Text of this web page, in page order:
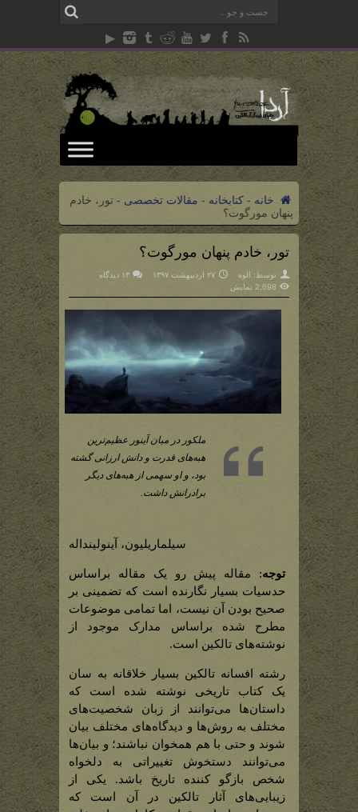
خانه - کتابخانه - مقالات تخصصی - تور، خادم
پنهان مورگوت؟
تور، خادم پنهان مورگوت؟
توسط: الوه ۲۷ اردیبهشت ۱۳۹۷
۱۳ دیدگاه
2,698 نمایش
ملکور در میان آینور عظیم‌ترین
هبه‌های قدرت و دانش ارزانی گشته
بود، و او سهمی از هبه‌های دیگر
برادرانش داشت.
سیلماریلیون، آینولینداله
توجه: مقاله پیش رو یک مقاله براساس
حدسیات بسیار نگارنده است که تضمینی بر
صحیح بودن آن نیست، اما تمامی موضوعات
مطرح شده براساس مدارک موجود از
نوشته‌های تالکین است.
رشته افسانه تالکین بسیار خلاقانه به سان
یک کتاب تاریخی نوشته شده است که
داستان‌ها می‌توانند از زبان شخصیت‌های
مختلف به روش‌ها و دیدگاه‌های مختلف بیان
شوند و حتی با هم همخوان نباشند؛ و بیان‌ها
می‌توانند دستخوش تغییراتی به دلخواه
شخص بازگو کننده تاریخ باشد. یکی از
زیبایی‌های آثار تالکین در آن است که